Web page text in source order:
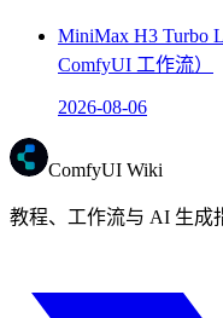
MiniMax H3 Turbo
ComfyUI 工作流）
2026-08-06
ComfyUI Wiki
教程、工作流与 AI 生成